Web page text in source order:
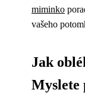
miminko
vašeho
Jak
Myslete